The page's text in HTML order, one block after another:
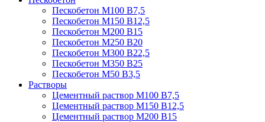
Пескобетон М100 В7,5
Пескобетон М150 В12,5
Пескобетон М200 В15
Пескобетон М250 В20
Пескобетон М300 В22,5
Пескобетон М350 В25
Пескобетон М50 В3,5
Растворы
Цементный раствор М100 В7,5
Цементный раствор М150 В12,5
Цементный раствор М200 В15